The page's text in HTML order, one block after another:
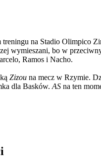
treningu na Stadio Olimpico
wymieszani, bo w
Ramos i Nacho.
Zizou na mecz w Rzymie.
dla Basków. AS na ten